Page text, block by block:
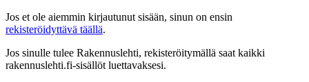
Jos et ole aiemmin kirjautunut sisään, sinun on ensin
rekisteröidyttävä täällä.
Jos sinulle tulee Rakennuslehti, rekisteröitymällä saat kaikki
rakennuslehti.fi-sisällöt luettavaksesi.